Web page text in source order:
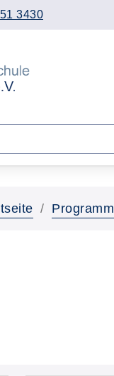
3430
Programm